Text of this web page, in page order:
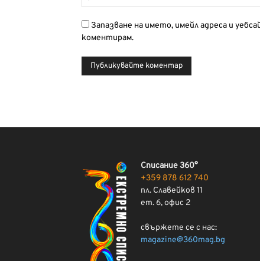
Запазване на името, имейл адреса и
коментирам.
Списание 360°
+359 878 612 740
пл. Славейков 11
ет. 6, офис 2
свържете се с нас:
magazine@360mag.bg